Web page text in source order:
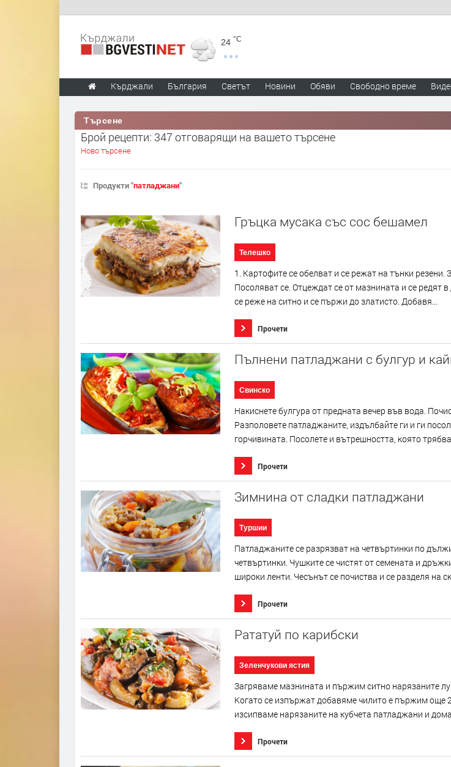
24 °C
Кърджали България Светът Новини Обяви Свободно време
Търсене
Брой рецепти: 347 отговарящи на вашето търсене
Ново търсене
Продукти "патладжани"
Гръцка мусака със сос бешамел
Телешко
1. Картофите се обелват и се режат на тънки резени.
Посоляват се. Отцеждат се от мазнината и се редят
се реже на ситно и се пържи до златисто. Добавя...
Прочети
Пълнени патладжани с булгур и
Свинско
Накиснете булгура от предната вечер във вода.
Разполовете патладжаните, издълбайте ги и ги
горчивината. Посолете и вътрешността, която
Прочети
Зимнина от сладки патладжани
Туршии
Патладжаните се разрязват на четвъртинки по
четвъртинки. Чушките се чистят от семената и
широки ленти. Чесънът се почиства и се разделя на
Прочети
Рататуй по карибски
Зеленчукови ястия
Загряваме мазнината и пържим ситно нарязаните
Когато се изпържат добавяме чилито е пържим още
изсипваме нарязаните на кубчета патладжани и
Прочети